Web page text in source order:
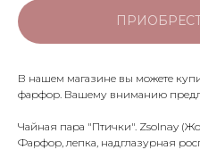
В нашем магазине вы можете
фарфор. Вашему вниманию
Чайная пара "Птички". Zsolnay
Фарфор, лепка, надглазурная